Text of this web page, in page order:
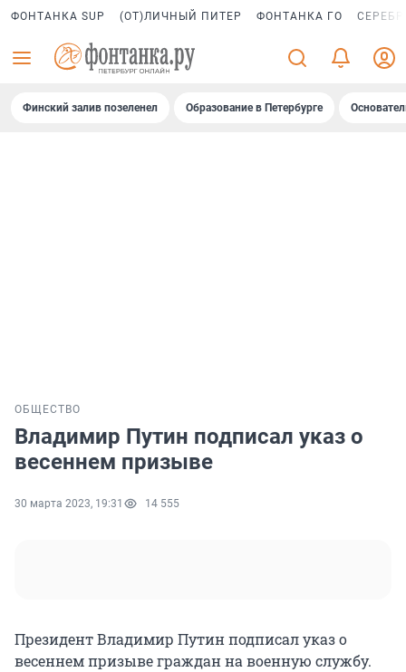
ФОНТАНКА SUP (ОТ)ЛИЧНЫЙ ПИТЕР ФОНТАНКА ГО
Финский залив позеленел Образование в Петербурге
ОБЩЕСТВО
Владимир Путин подписал указ о
весеннем призыве
30 марта 2023, 19:31 14 555
Президент Владимир Путин подписал указ о
весеннем призыве граждан на военную службу.